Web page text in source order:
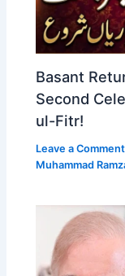
Basant
Second
ul-Fitr!
Leave a Comment
Muhammad